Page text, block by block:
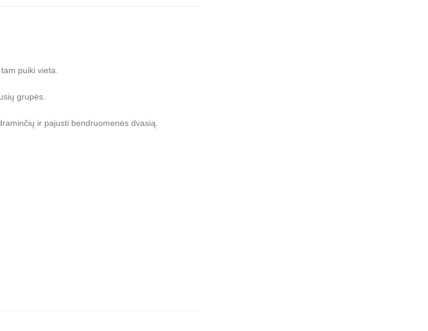
puiki vieta.
grupės.
ir pajusti bendruomenės dvasią.